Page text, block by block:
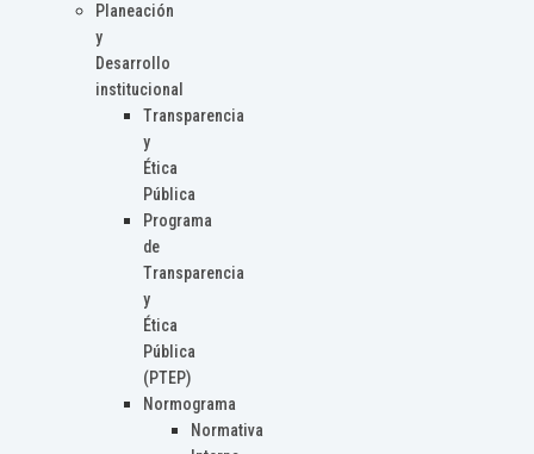
Planeación
y
Desarrollo
institucional
Transparencia
y
Ética
Pública
Programa
de
Transparencia
y
Ética
Pública
(PTEP)
Normograma
Normativa